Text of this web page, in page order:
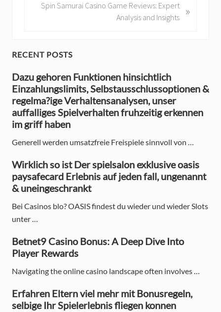
P
s
t
:
P
s
t
:
Spin Samurai Casino Game Reviews: Expert
Analysis and Insights
»
P
r
i
m
a
r
y
S
i
d
e
b
a
r
RECENT POSTS
Dazu gehoren Funktionen hinsichtlich
Einzahlungslimits, Selbstausschlussoptionen &
regelma?ige Verhaltensanalysen, unser
auffalliges Spielverhalten fruhzeitig erkennen
im griff haben
Generell werden umsatzfreie Freispiele sinnvoll von …
Wirklich so ist Der spielsalon exklusive oasis
paysafecard Erlebnis auf jeden fall, ungenannt
& uneingeschrankt
Bei Casinos blo? OASIS findest du wieder und wieder Slots
unter …
Betnet9 Casino Bonus: A Deep Dive Into
Player Rewards
Navigating the online casino landscape often involves …
Erfahren Eltern viel mehr mit Bonusregeln,
selbige Ihr Spielerlebnis fliegen konnen